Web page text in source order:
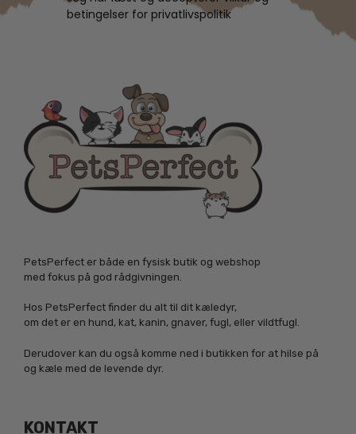
betingelser for privatlivspolitik
PetsPerfect er både en fysisk butik og webshop
med fokus på god rådgivningen.
Hos PetsPerfect finder du alt til dit kæledyr,
om det er en hund, kat, kanin, gnaver, fugl, eller vildtfugl.
Derudover kan du også komme ned i butikken for at hilse på
og kæle med de levende dyr.
KONTAKT